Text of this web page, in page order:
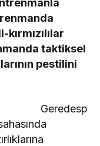
taktiksel
pestilini
Geredesp